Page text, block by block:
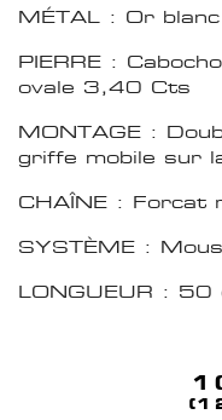
MÉTAL : Or
PIERRE :
ovale 3,40 Cts
MONTAGE :
griffe mobile sur
CHAÎNE : Forcat
SYSTÈME :
LONGUEUR : 50
1
(1